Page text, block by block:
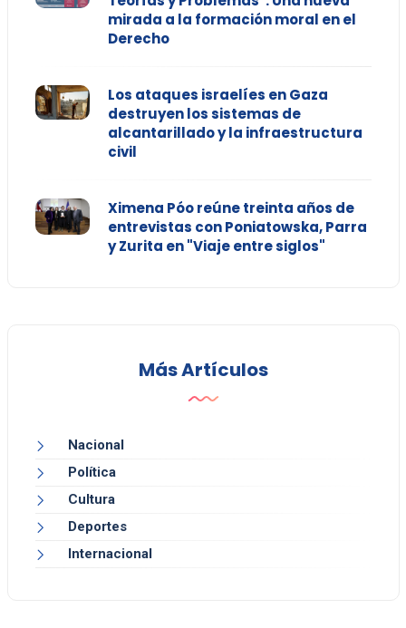
mirada a la formación moral en el
Derecho
Los ataques israelíes en Gaza
destruyen los sistemas de
alcantarillado y la infraestructura
civil
Ximena Póo reúne treinta años de
entrevistas con Poniatowska, Parra
y Zurita en "Viaje entre siglos"
Más Artículos
Nacional
Política
Cultura
Deportes
Internacional